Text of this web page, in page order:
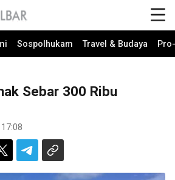
Sospolhukam Travel & Budaya
Sebar 300 Ribu